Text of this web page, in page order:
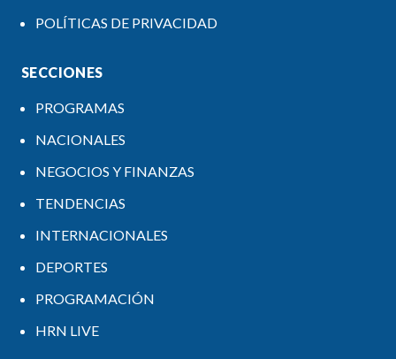
POLÍTICAS DE PRIVACIDAD
SECCIONES
PROGRAMAS
NACIONALES
NEGOCIOS Y FINANZAS
TENDENCIAS
INTERNACIONALES
DEPORTES
PROGRAMACIÓN
HRN LIVE